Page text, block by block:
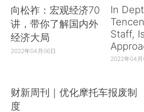
向松祚：宏观经济70
讲，带你了解国内外
经济大局
2022年04月06日
In
Staff,
2022年04月
财新周刊｜优化摩托车报废制
度